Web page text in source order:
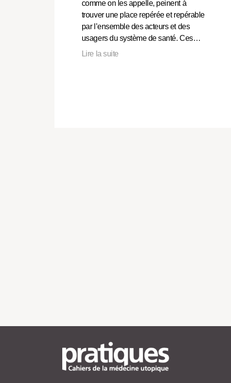
comme on les appelle, peinent à
trouver une place repérée et repérable
par l’ensemble des acteurs et des
usagers du système de santé. Ces…
Lire la suite